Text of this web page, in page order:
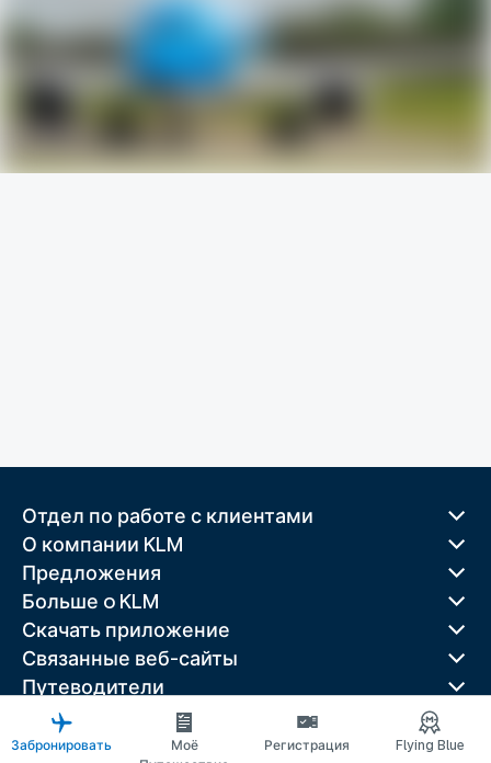
Отдел по работе с клиентами
О компании KLM
Предложения
Больше o KLM
Скачать приложение
Связанные веб-сайты
Путеводители
Лучшие направления
Популярные страны
Забронировать
Моё
Регистрация Flying Blue